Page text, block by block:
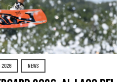
2026 NEWS